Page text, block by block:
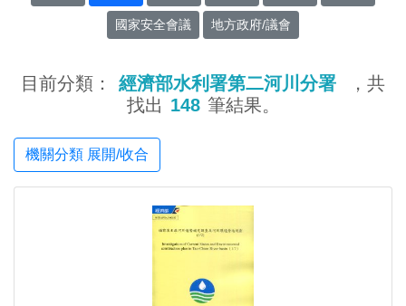
國家安全會議 地方政府/議會
目前分類： 經濟部水利署第二河川分署
，共
找出 148 筆結果。
機關分類 展開/收合